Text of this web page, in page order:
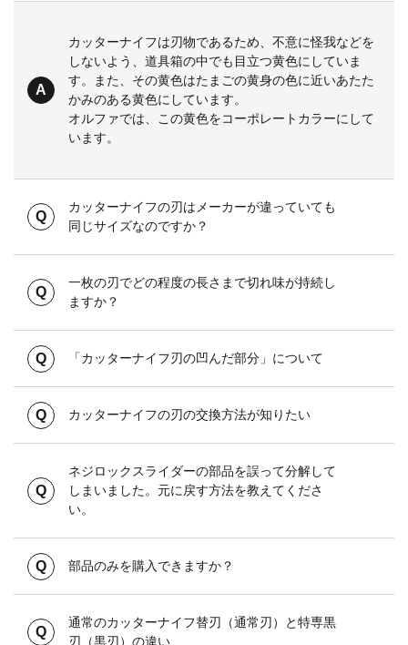
カッターナイフは刃物であるため、不意に怪我などを
しないよう、道具箱の中でも目立つ黄色にしていま
す。また、その黄色はたまごの黄身の色に近いあたた
かみのある黄色にしています。
オルファでは、この黄色をコーポレートカラーにして
います。
カッターナイフの刃はメーカーが違っていても
同じサイズなのですか？
一枚の刃でどの程度の長さまで切れ味が持続し
ますか？
「カッターナイフ刃の凹んだ部分」について
カッターナイフの刃の交換方法が知りたい
ネジロックスライダーの部品を誤って分解して
しまいました。元に戻す方法を教えてくださ
い。
部品のみを購入できますか？
通常のカッターナイフ替刃（通常刃）と特専黒
刃（黒刃）の違い